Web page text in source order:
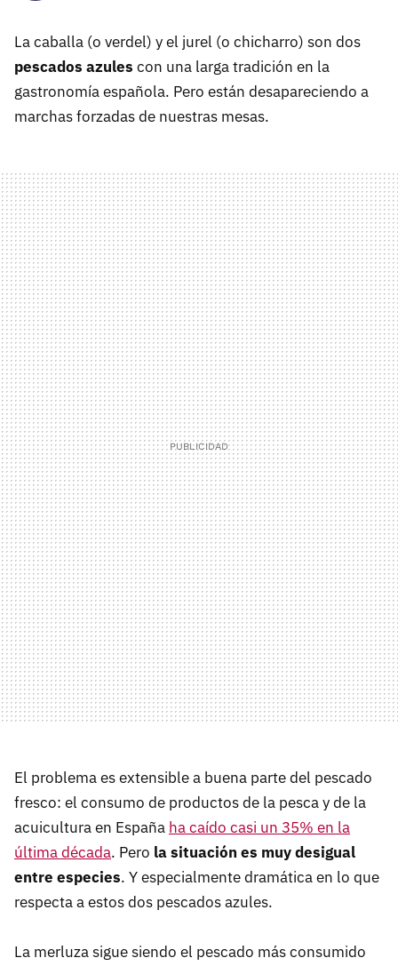
La caballa (o verdel) y el jurel (o chicharro) son dos
pescados azules con una larga tradición en la
gastronomía española. Pero están desapareciendo a
marchas forzadas de nuestras mesas.
El problema es extensible a buena parte del pescado
fresco: el consumo de productos de la pesca y de la
acuicultura en España ha caído casi un 35% en la
última década. Pero la situación es muy desigual
entre especies. Y especialmente dramática en lo que
respecta a estos dos pescados azules.
La merluza sigue siendo el pescado más consumido